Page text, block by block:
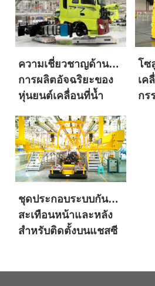
ยุโรปในปริมาณมาก
โล
ที่มี
ศต
ความเชี่ยวชาญด้าน
การผลิตอัจฉริยะของ
หุ่นยนต์เคลื่อนที่น้ำ
โซ
เค
กร
ชุดประกอบระบบกัน
สะเทือนหน้าและหลัง
สำหรับติดตั้งบนแชสซี